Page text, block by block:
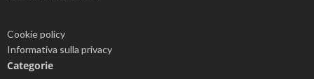
Cookie policy
Informativa sulla privacy
Categorie